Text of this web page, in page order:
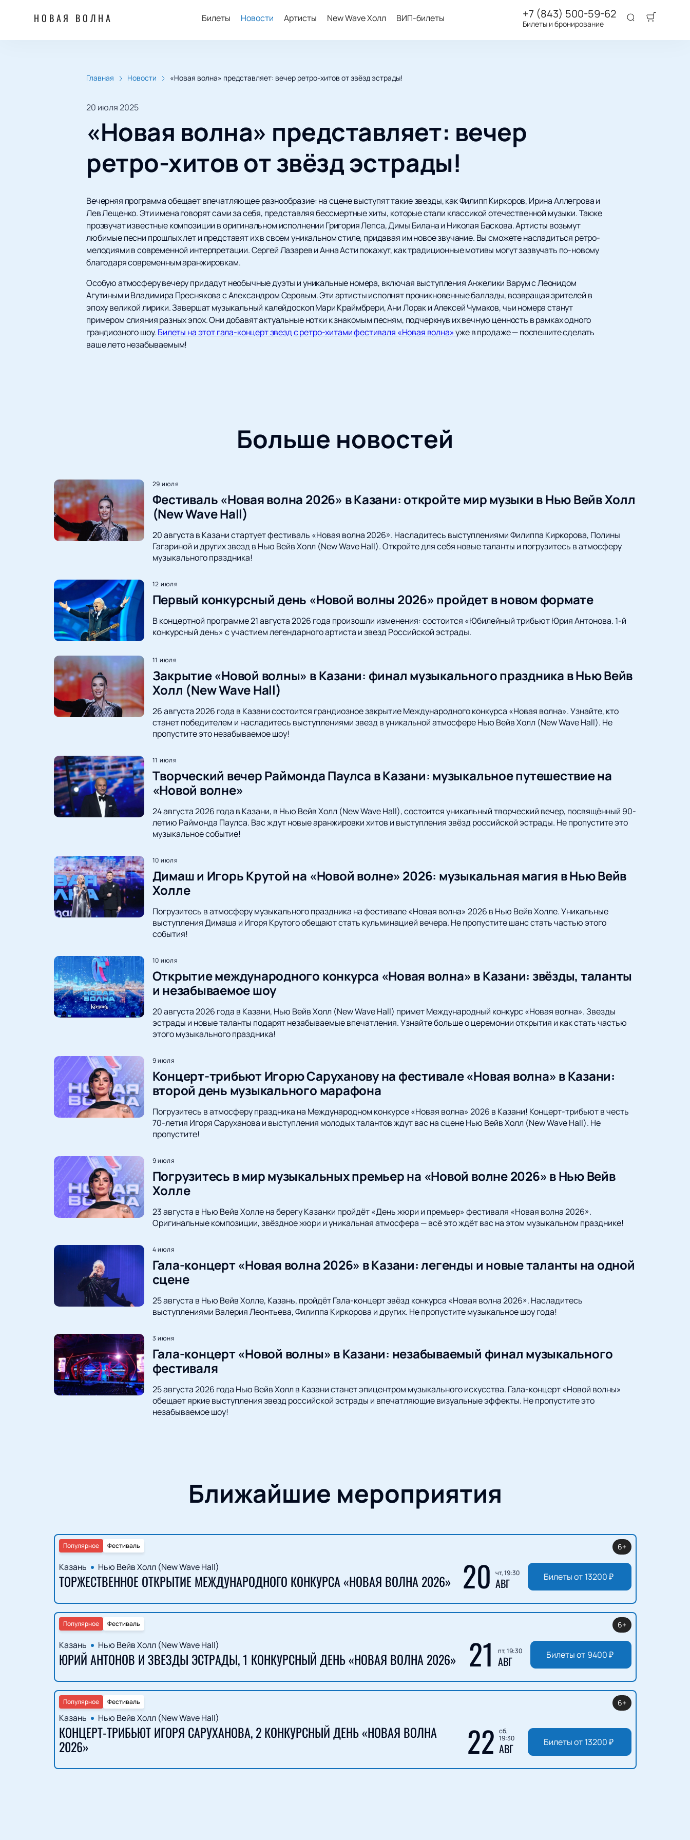
НОВАЯ ВОЛНА Билеты Новости Артисты New Wave Холл ВИП-билеты +7 (843) 500-59-62
Билеты и бронирование
Главная Новости «Новая волна» представляет: вечер ретро-хитов от звёзд эстрады!
20 июля 2025
«Новая волна» представляет: вечер
ретро-хитов от звёзд эстрады!
Вечерняя программа обещает впечатляющее разнообразие: на сцене выступят такие звезды, как Филипп Киркоров, Ирина Аллегрова и
Лев Лещенко. Эти имена говорят сами за себя, представляя бессмертные хиты, которые стали классикой отечественной музыки. Также
прозвучат известные композиции в оригинальном исполнении Григория Лепса, Димы Билана и Николая Баскова. Артисты возьмут
любимые песни прошлых лет и представят их в своем уникальном стиле, придавая им новое звучание. Вы сможете насладиться ретро-
мелодиями в современной интерпретации. Сергей Лазарев и Анна Асти покажут, как традиционные мотивы могут зазвучать по-новому
благодаря современным аранжировкам.
Особую атмосферу вечеру придадут необычные дуэты и уникальные номера, включая выступления Анжелики Варум с Леонидом
Агутиным и Владимира Преснякова с Александром Серовым. Эти артисты исполнят проникновенные баллады, возвращая зрителей в
эпоху великой лирики. Завершат музыкальный калейдоскоп Мари Краймбрери, Ани Лорак и Алексей Чумаков, чьи номера станут
примером слияния разных эпох. Они добавят актуальные нотки к знакомым песням, подчеркнув их вечную ценность в рамках одного
грандиозного шоу. Билеты на этот гала-концерт звезд с ретро-хитами фестиваля «Новая волна»уже в продаже — поспешите сделать
ваше лето незабываемым!
Больше новостей
29 июля
Фестиваль «Новая волна 2026» в Казани: откройте мир музыки в Нью Вейв Холл
(New Wave Hall)
20 августа в Казани стартует фестиваль «Новая волна 2026». Насладитесь выступлениями Филиппа Киркорова, Полины
Гагариной и других звезд в Нью Вейв Холл (New Wave Hall). Откройте для себя новые таланты и погрузитесь в атмосферу
музыкального праздника!
12 июля
Первый конкурсный день «Новой волны 2026» пройдет в новом формате
В концертной программе 21 августа 2026 года произошли изменения: состоится «Юбилейный трибьют Юрия Антонова. 1-й
конкурсный день» с участием легендарного артиста и звезд Российской эстрады.
11 июля
Закрытие «Новой волны» в Казани: финал музыкального праздника в Нью Вейв
Холл (New Wave Hall)
26 августа 2026 года в Казани состоится грандиозное закрытие Международного конкурса «Новая волна». Узнайте, кто
станет победителем и насладитесь выступлениями звезд в уникальной атмосфере Нью Вейв Холл (New Wave Hall). Не
пропустите это незабываемое шоу!
11 июля
Творческий вечер Раймонда Паулса в Казани: музыкальное путешествие на
«Новой волне»
24 августа 2026 года в Казани, в Нью Вейв Холл (New Wave Hall), состоится уникальный творческий вечер, посвящённый 90-
летию Раймонда Паулса. Вас ждут новые аранжировки хитов и выступления звёзд российской эстрады. Не пропустите это
музыкальное событие!
10 июля
Димаш и Игорь Крутой на «Новой волне» 2026: музыкальная магия в Нью Вейв
Холле
Погрузитесь в атмосферу музыкального праздника на фестивале «Новая волна» 2026 в Нью Вейв Холле. Уникальные
выступления Димаша и Игоря Крутого обещают стать кульминацией вечера. Не пропустите шанс стать частью этого
события!
10 июля
Открытие международного конкурса «Новая волна» в Казани: звёзды, таланты
и незабываемое шоу
20 августа 2026 года в Казани, Нью Вейв Холл (New Wave Hall) примет Международный конкурс «Новая волна». Звезды
эстрады и новые таланты подарят незабываемые впечатления. Узнайте больше о церемонии открытия и как стать частью
этого музыкального праздника!
9 июля
Концерт-трибьют Игорю Саруханову на фестивале «Новая волна» в Казани:
второй день музыкального марафона
Погрузитесь в атмосферу праздника на Международном конкурсе «Новая волна» 2026 в Казани! Концерт-трибьют в честь
70-летия Игоря Саруханова и выступления молодых талантов ждут вас на сцене Нью Вейв Холл (New Wave Hall). Не
пропустите!
9 июля
Погрузитесь в мир музыкальных премьер на «Новой волне 2026» в Нью Вейв
Холле
23 августа в Нью Вейв Холле на берегу Казанки пройдёт «День жюри и премьер» фестиваля «Новая волна 2026».
Оригинальные композиции, звёздное жюри и уникальная атмосфера — всё это ждёт вас на этом музыкальном празднике!
4 июля
Гала-концерт «Новая волна 2026» в Казани: легенды и новые таланты на одной
сцене
25 августа в Нью Вейв Холле, Казань, пройдёт Гала-концерт звёзд конкурса «Новая волна 2026». Насладитесь
выступлениями Валерия Леонтьева, Филиппа Киркорова и других. Не пропустите музыкальное шоу года!
3 июня
Гала-концерт «Новой волны» в Казани: незабываемый финал музыкального
фестиваля
25 августа 2026 года Нью Вейв Холл в Казани станет эпицентром музыкального искусства. Гала-концерт «Новой волны»
обещает яркие выступления звезд российской эстрады и впечатляющие визуальные эффекты. Не пропустите это
незабываемое шоу!
Ближайшие мероприятия
Фестиваль
Популярное
Казань Нью Вейв Холл (New Wave Hall)
ТОРЖЕСТВЕННОЕ ОТКРЫТИЕ МЕЖДУНАРОДНОГО КОНКУРСА «НОВАЯ ВОЛНА 2026» 20 чт, 19:30
АВГ
6+
Билеты от 13200₽
Фестиваль
Популярное
Казань Нью Вейв Холл (New Wave Hall)
ЮРИЙ АНТОНОВ И ЗВЕЗДЫ ЭСТРАДЫ, 1 КОНКУРСНЫЙ ДЕНЬ «НОВАЯ ВОЛНА 2026» 21 пт, 19:30
АВГ
6+
Билеты от 9400₽
Фестиваль
Популярное
Казань Нью Вейв Холл (New Wave Hall)
КОНЦЕРТ-ТРИБЬЮТ ИГОРЯ САРУХАНОВА, 2 КОНКУРСНЫЙ ДЕНЬ «НОВАЯ ВОЛНА
2026» 22 сб,
19:30
АВГ
6+
Билеты от 13200₽